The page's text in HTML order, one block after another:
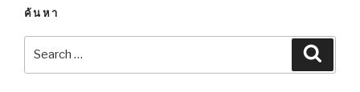
ค้นหา